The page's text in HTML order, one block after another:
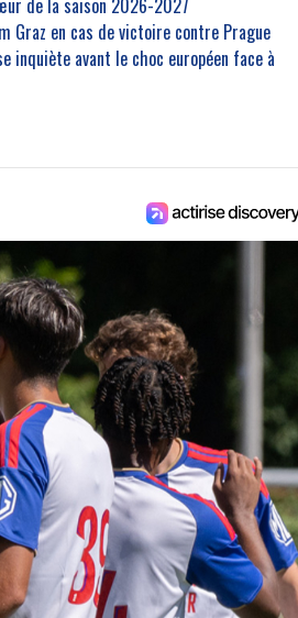
Graz en cas de victoire contre Prague
inquiète avant le choc européen face à